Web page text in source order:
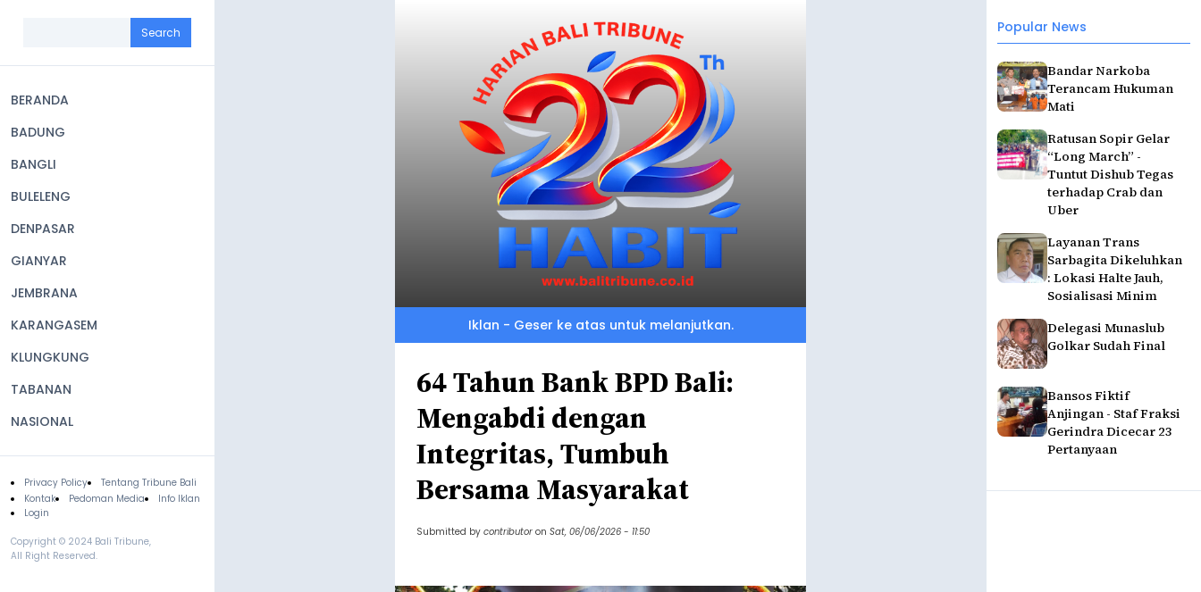
navigation
BERANDA
BADUNG
BANGLI
BULELENG
DENPASAR
GIANYAR
JEMBRANA
KARANGASEM
KLUNGKUNG
TABANAN
NASIONAL
Footer
Privacy Policy
Tentang Tribune Bali
Kontak
Pedoman Media
Info Iklan
Login
Copyright © 2024 Bali Tribune,
All Right Reserved.
Popular News
Bandar Narkoba
Terancam Hukuman
Mati
Ratusan Sopir Gelar
“Long March” -
Tuntut Dishub Tegas
terhadap Crab dan
Uber
Layanan Trans
Sarbagita Dikeluhkan
: Lokasi Halte Jauh,
Sosialisasi Minim
Delegasi Munaslub
Golkar Sudah Final
Bansos Fiktif
Anjingan - Staf Fraksi
Gerindra Dicecar 23
Pertanyaan
Iklan - Geser ke atas untuk melanjutkan.
64 Tahun Bank BPD Bali:
Mengabdi dengan
Integritas, Tumbuh
Bersama Masyarakat
Submitted by contributor on Sat, 06/06/2026 - 11:50